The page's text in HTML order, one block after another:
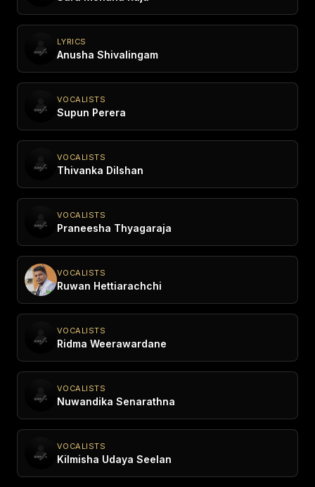
LYRICS
Anusha Shivalingam
VOCALISTS
Supun Perera
VOCALISTS
Thivanka Dilshan
VOCALISTS
Praneesha Thyagaraja
VOCALISTS
Ruwan Hettiarachchi
VOCALISTS
Ridma Weerawardane
VOCALISTS
Nuwandika Senarathna
VOCALISTS
Kilmisha Udaya Seelan